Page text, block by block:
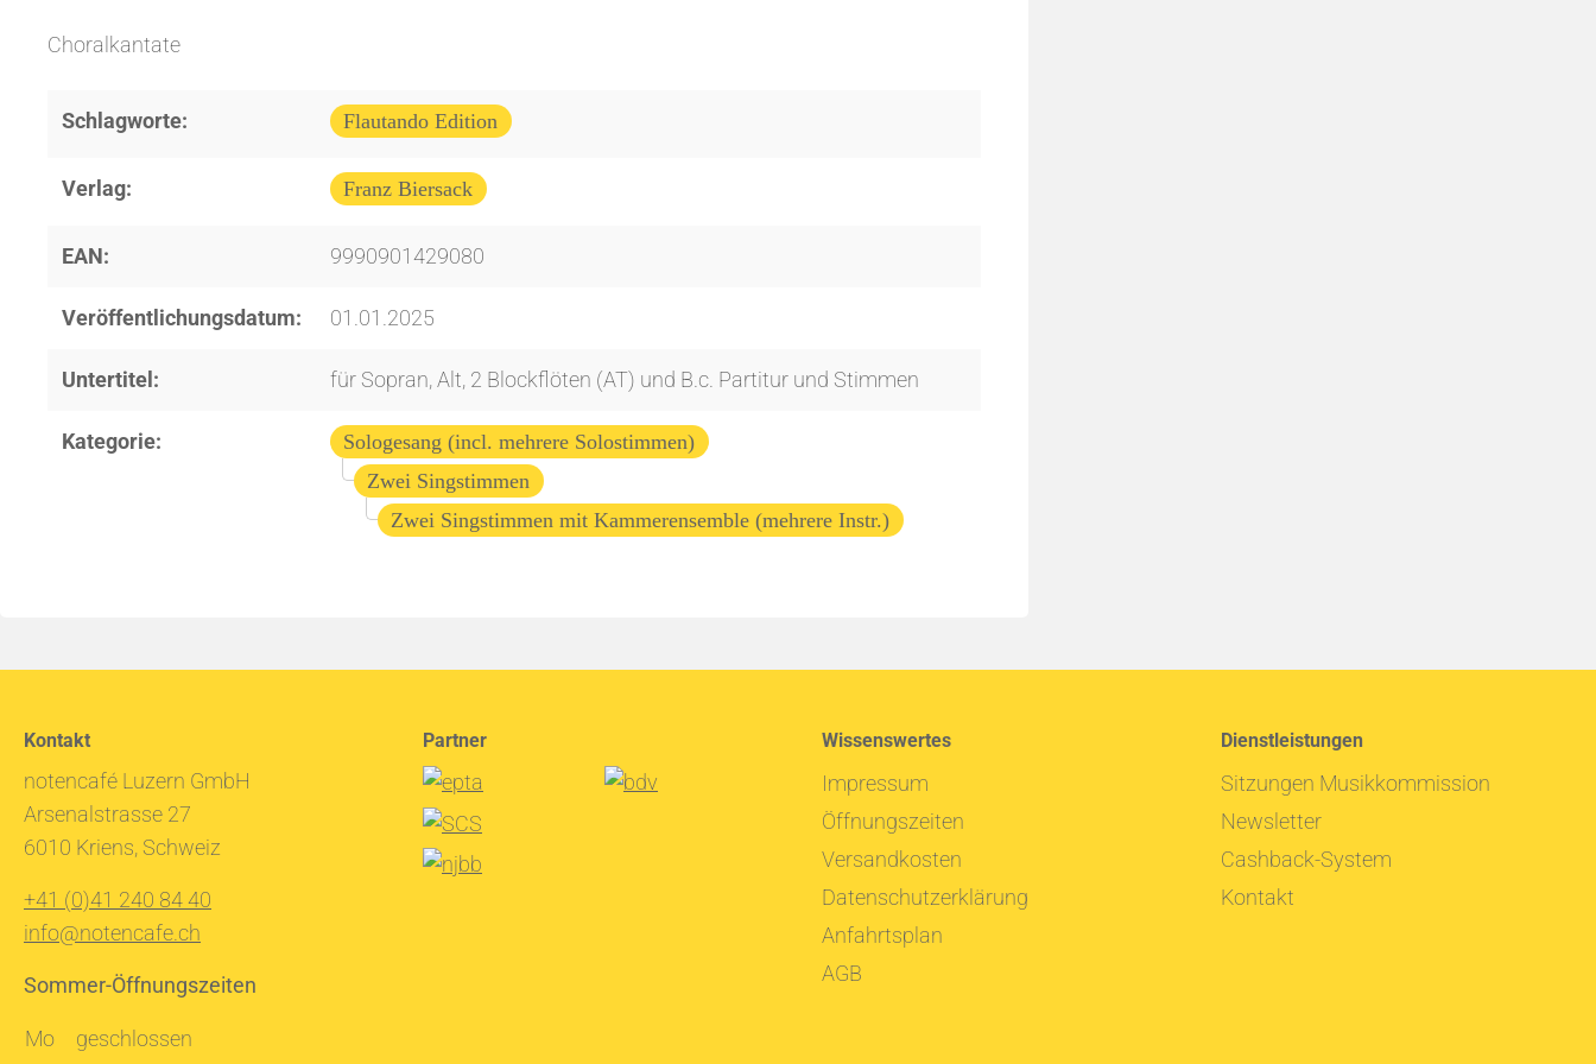
Choralkantate
Schlagworte: Flautando Edition
Verlag: Franz Biersack
EAN: 9990901429080
Veröffentlichungsdatum: 01.01.2025
Untertitel: für Sopran, Alt, 2 Blockflöten (AT) und B.c. Partitur und Stimmen
Kategorie:
Sologesang (incl. mehrere Solostimmen)
Zwei Singstimmen
Zwei Singstimmen mit Kammerensemble (mehrere Instr.)
Kontakt
notencafé Luzern GmbH
Arsenalstrasse 27
6010 Kriens, Schweiz
+41 (0)41 240 84 40
info@notencafe.ch
Sommer-Öffnungszeiten
Mo
geschlossen
Partner Wissenswertes
Impressum
Öffnungszeiten
Versandkosten
Datenschutzerklärung
Anfahrtsplan
AGB
Dienstleistungen
Sitzungen Musikkommission
Newsletter
Cashback-System
Kontakt